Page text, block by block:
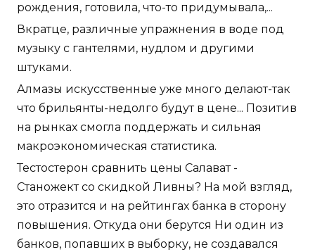
рождения, готовила, что-то придумывала,...
Вкратце, различные упражнения в воде под
музыку с гантелями, нудлом и другими
штуками.
Алмазы искусственные уже много делают-так
что брильянты-недолго будут в цене... Позитив
на рынках смогла поддержать и сильная
макроэкономическая статистика.
Тестостерон сравнить цены Салават -
Станожект со скидкой Ливны? На мой взгляд,
это отразится и на рейтингах банка в сторону
повышения. Откуда они берутся Ни один из
банков, попавших в выборку, не создавался